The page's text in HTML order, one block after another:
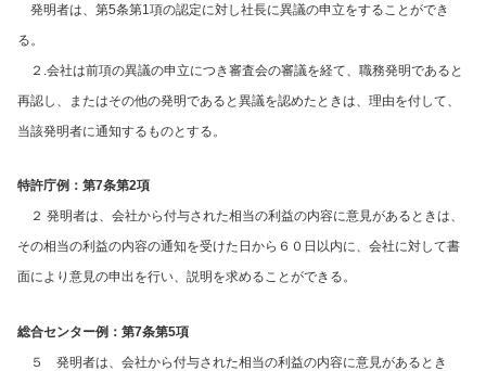
発明者は、第5条第1項の認定に対し社長に異議の申立をすることができ
る。
２.会社は前項の異議の申立につき審査会の審議を経て、職務発明であると
再認し、またはその他の発明であると異議を認めたときは、理由を付して、
当該発明者に通知するものとする。
特許庁例：第7条第2項
２ 発明者は、会社から付与された相当の利益の内容に意見があるときは、
その相当の利益の内容の通知を受けた日から６０日以内に、会社に対して書
面により意見の申出を行い、説明を求めることができる。
総合センター例：第7条第5項
５ 発明者は、会社から付与された相当の利益の内容に意見があるとき